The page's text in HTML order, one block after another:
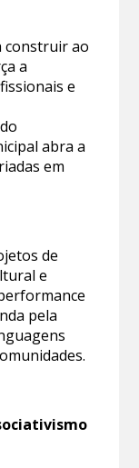
construir ao
a
e
abra a
em
de
e
pela